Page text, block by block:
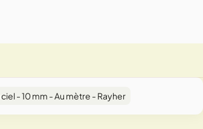
- 10 mm - Au mètre - Rayher